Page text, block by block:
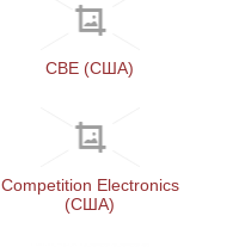
CBE (США)
Competition Electronics
(США)